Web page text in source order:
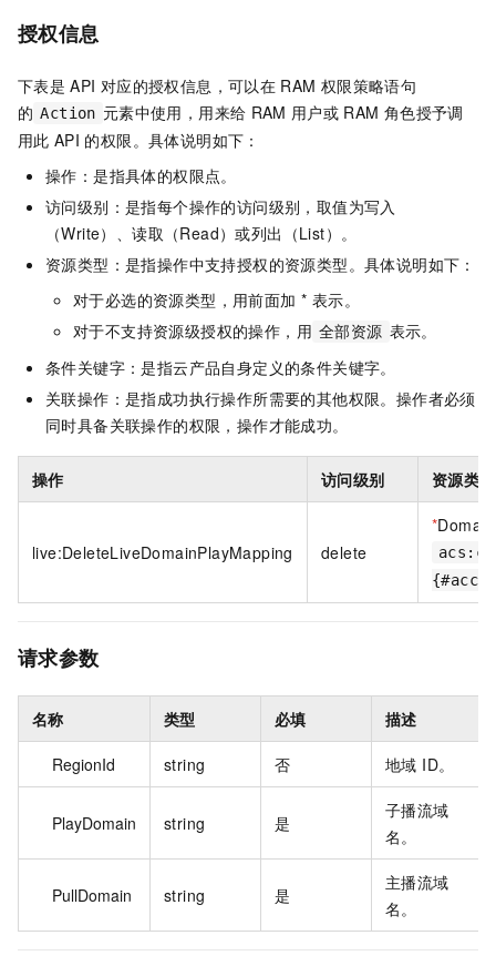
授权信息
下表是 API 对应的授权信息，可以在 RAM 权限策略语句
的 Action 元素中使用，用来给 RAM 用户或 RAM 角色授予调
用此 API 的权限。具体说明如下：
操作：是指具体的权限点。
访问级别：是指每个操作的访问级别，取值为写入
（Write）、读取（Read）或列出（List）。
资源类型：是指操作中支持授权的资源类型。具体说明如下：
对于必选的资源类型，用前面加 * 表示。
对于不支持资源级授权的操作，用 全部资源 表示。
条件关键字：是指云产品自身定义的条件关键字。
关联操作：是指成功执行操作所需要的其他权限。操作者必须
同时具备关联操作的权限，操作才能成功。
操作 访问级别 资源类型
live:DeleteLiveDomainPlayMapping delete
*Domain
请求参数
名称 类型 必填 描述
RegionId string 否 地域 ID。
PlayDomain string 是
子播流域
名。
PullDomain string 是
主播流域
名。